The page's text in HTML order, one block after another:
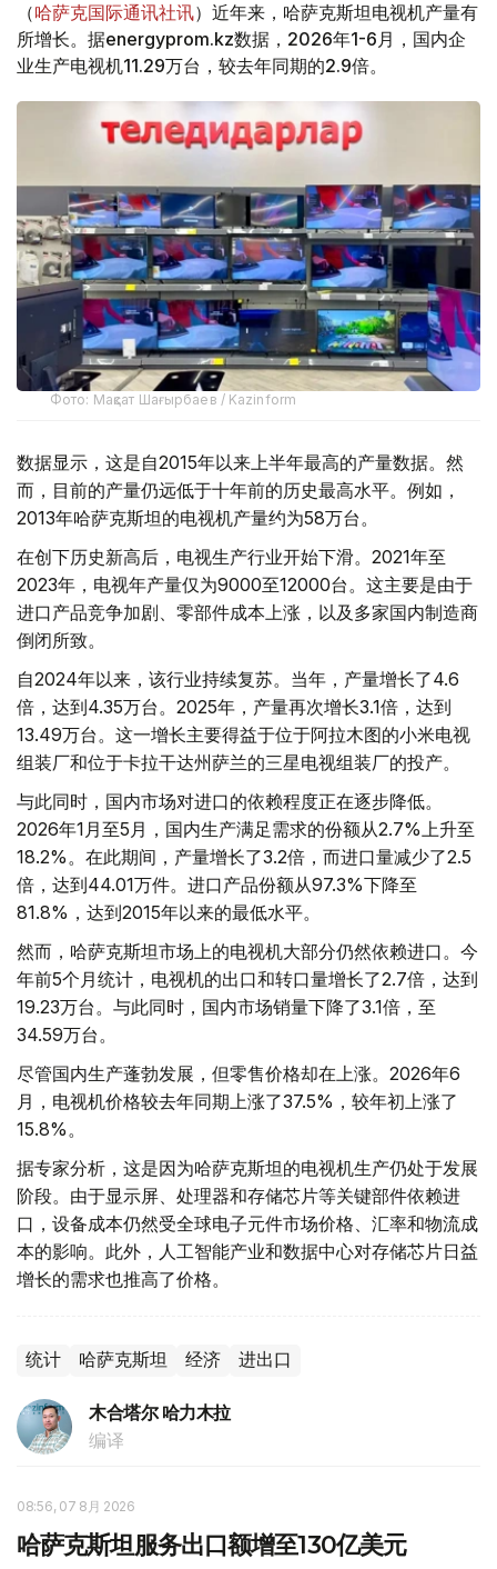
（哈萨克国际通讯社讯）近年来，哈萨克斯坦电视机产量有
所增长。据energyprom.kz数据，2026年1-6月，国内企
业生产电视机11.29万台，较去年同期的2.9倍。
Фото: Мақсат Шағырбаев / Kazinform
数据显示，这是自2015年以来上半年最高的产量数据。然
而，目前的产量仍远低于十年前的历史最高水平。例如，
2013年哈萨克斯坦的电视机产量约为58万台。
在创下历史新高后，电视生产行业开始下滑。2021年至
2023年，电视年产量仅为9000至12000台。这主要是由于
进口产品竞争加剧、零部件成本上涨，以及多家国内制造商
倒闭所致。
自2024年以来，该行业持续复苏。当年，产量增长了4.6
倍，达到4.35万台。2025年，产量再次增长3.1倍，达到
13.49万台。这一增长主要得益于位于阿拉木图的小米电视
组装厂和位于卡拉干达州萨兰的三星电视组装厂的投产。
与此同时，国内市场对进口的依赖程度正在逐步降低。
2026年1月至5月，国内生产满足需求的份额从2.7%上升至
18.2%。在此期间，产量增长了3.2倍，而进口量减少了2.5
倍，达到44.01万件。进口产品份额从97.3%下降至
81.8%，达到2015年以来的最低水平。
然而，哈萨克斯坦市场上的电视机大部分仍然依赖进口。今
年前5个月统计，电视机的出口和转口量增长了2.7倍，达到
19.23万台。与此同时，国内市场销量下降了3.1倍，至
34.59万台。
尽管国内生产蓬勃发展，但零售价格却在上涨。2026年6
月，电视机价格较去年同期上涨了37.5%，较年初上涨了
15.8%。
据专家分析，这是因为哈萨克斯坦的电视机生产仍处于发展
阶段。由于显示屏、处理器和存储芯片等关键部件依赖进
口，设备成本仍然受全球电子元件市场价格、汇率和物流成
本的影响。此外，人工智能产业和数据中心对存储芯片日益
增长的需求也推高了价格。
统计 哈萨克斯坦 经济 进出口
木合塔尔 哈力木拉
编译
08:56, 07 8月 2026
哈萨克斯坦服务出口额增至130亿美元